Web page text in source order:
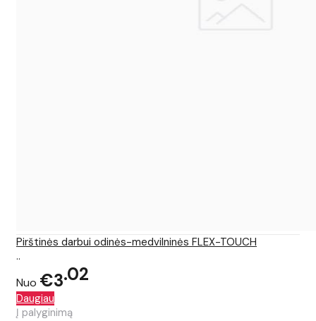
Pirštinės darbui odinės-medvilninės FLEX-TOUCH
..
Nuo €3 02
Daugiau
Į palyginimą